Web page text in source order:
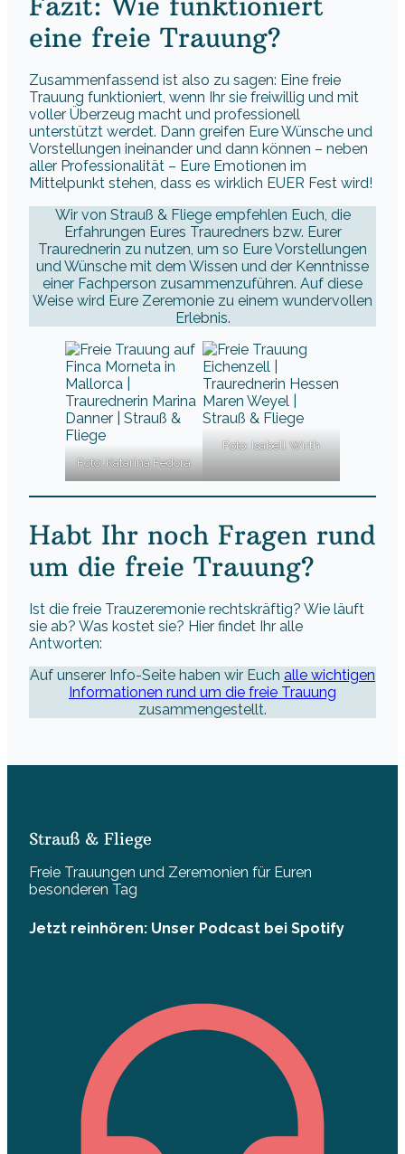
eine freie Trauung?
Zusammenfassend ist also zu sagen: Eine freie
Trauung funktioniert, wenn Ihr sie freiwillig und mit
voller Überzeug macht und professionell
unterstützt werdet. Dann greifen Eure Wünsche und
Vorstellungen ineinander und dann können – neben
aller Professionalität – Eure Emotionen im
Mittelpunkt stehen, dass es wirklich EUER Fest wird!
Wir von Strauß & Fliege empfehlen Euch, die
Erfahrungen Eures Trauredners bzw. Eurer
Traurednerin zu nutzen, um so Eure Vorstellungen
und Wünsche mit dem Wissen und der Kenntnisse
einer Fachperson zusammenzuführen. Auf diese
Weise wird Eure Zeremonie zu einem wundervollen
Erlebnis.
Foto: Katarina Fedora
Foto: Isabell Wirth
Habt Ihr noch Fragen rund
um die freie Trauung?
Ist die freie Trauzeremonie rechtskräftig? Wie läuft
sie ab? Was kostet sie? Hier findet Ihr alle
Antworten:
Auf unserer Info-Seite haben wir Euch alle wichtigen
Informationen rund um die freie Trauung
zusammengestellt.
Strauß & Fliege
Freie Trauungen und Zeremonien für Euren
besonderen Tag
Jetzt reinhören: Unser Podcast bei Spotify